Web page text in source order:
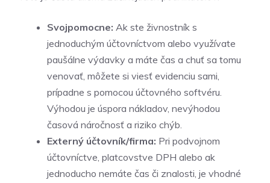
Svojpomocne: Ak ste živnostník s
jednoduchým účtovníctvom alebo využívate
paušálne výdavky a máte čas a chuť sa tomu
venovať, môžete si viesť evidenciu sami,
prípadne s pomocou účtovného softvéru.
Výhodou je úspora nákladov, nevýhodou
časová náročnosť a riziko chýb.
Externý účtovník/firma: Pri podvojnom
účtovníctve, platcovstve DPH alebo ak
jednoducho nemáte čas či znalosti, je vhodné